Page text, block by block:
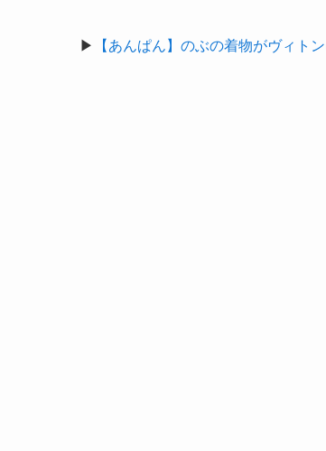
▶ 【あんぱん】のぶの着物がヴィトン